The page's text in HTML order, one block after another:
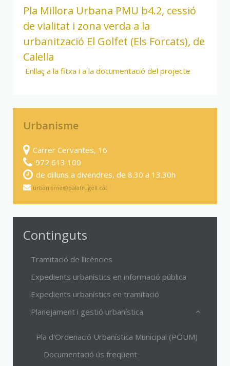
Pla Millora Urbana PMU b4.2, cessió
de vialitat i zona verda a la
urbanització El Golfet (Els Forcats), de
Calella
Enllaç a la fitxa i a la documentació del projecte
Urbanisme
Carrer Cervantes, 16
972 613 100
de dilluns a divendres, de 8.30 a 13.30h
urbanisme@palafrugell.cat
Continguts
Tramitació de llicències
Expedients urbanístics en informació pública
Expedients urbanístics en tramitació
Planejament i gestió urbanística
Pla d'Ordenació Urbanística Municipal (POUM)
Documentació ús freqüent